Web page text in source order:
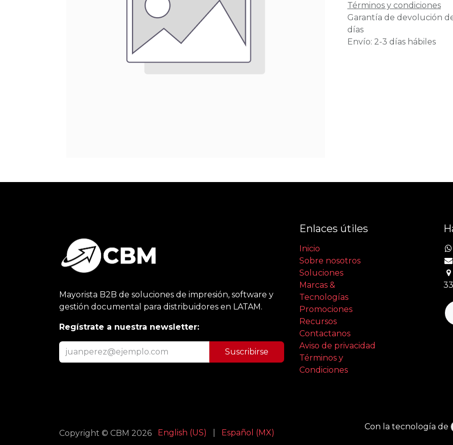
Términos y condiciones
Garantía de devolución
días
Envío: 2-3 días hábiles
Mayorista B2B de soluciones de impresión, software y
gestión documental para distribuidores en LATAM.
Regístrate a nuestra newsletter:
Suscribirse
Enlaces útiles
Inicio
Sobre nosotros
Soluciones
Marcas &
Tecnologías
Promociones
Recursos
Contactanos
Aviso de privacidad
Términos y
Condiciones
Copyright © CBM 2026 English (US) Español (MX)
Con la tecnología de